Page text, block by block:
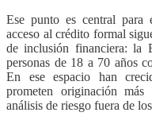
Ese punto es central para
acceso al crédito formal
de inclusión financiera: la
personas de 18 a 70 años
En ese espacio han
prometen originación
análisis de riesgo fuera de